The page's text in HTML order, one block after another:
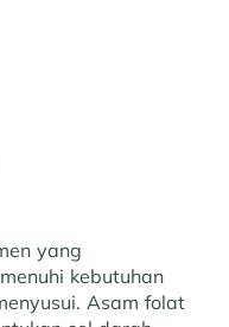
yang
kebutuhan
Asam folat